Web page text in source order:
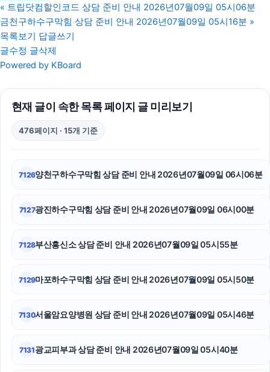
김포공항주차대행
용인변호사
폰테크
인스타 좋아요
이혼재산분할
인스타 좋아요 늘리기
« 트립닷컴할인코드 상담 준비 안내 2026년07월09일 05시06분
금천구하수구막힘 상담 준비 안내 2026년07월09일 05시16분 »
목록보기
답글쓰기
글수정 글삭제
Powered by KBoard
현재 글이 속한 목록 페이지 글 미리보기
476페이지 · 15개 기준
7126양천구하수구막힘 상담 준비 안내 2026년07월09일 06시06분
7127광진하수구막힘 상담 준비 안내 2026년07월09일 06시00분
7128부산흥신소 상담 준비 안내 2026년07월09일 05시55분
7129마포하수구막힘 상담 준비 안내 2026년07월09일 05시50분
7130서울암요양병원 상담 준비 안내 2026년07월09일 05시46분
7131광교피부과 상담 준비 안내 2026년07월09일 05시40분